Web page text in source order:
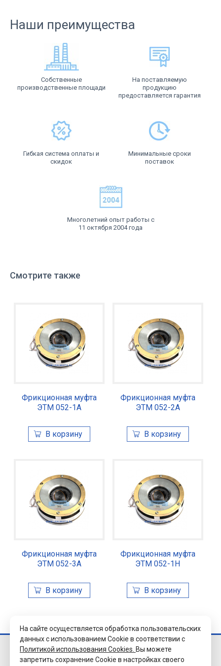
Наши преимущества
Собственные
производственные площади
На поставляемую
продукцию
предоставляется гарантия
Гибкая система оплаты и
скидок
Минимальные сроки
поставок
Многолетний опыт работы с
11 октября 2004 года
Смотрите также
Фрикционная муфта
ЭТМ 052-1А
Фрикционная муфта
ЭТМ 052-2А
Фрикционная муфта
ЭТМ 052-3А
Фрикционная муфта
ЭТМ 052-1Н
© 2026 Завод
«Уралэлектромуфта»
На сайте осуществляется обработка пользовательских
данных с использованием Cookie в соответствии с
Политикой использования Cookies. Вы можете
запретить сохранение Cookie в настройках своего